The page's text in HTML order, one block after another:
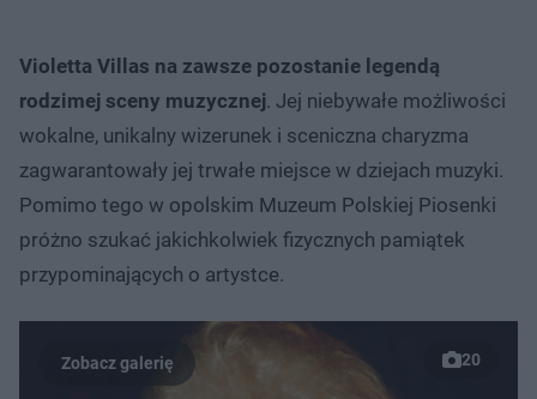
Violetta Villas na zawsze pozostanie legendą
rodzimej sceny muzycznej. Jej niebywałe możliwości
wokalne, unikalny wizerunek i sceniczna charyzma
zagwarantowały jej trwałe miejsce w dziejach muzyki.
Pomimo tego w opolskim Muzeum Polskiej Piosenki
próżno szukać jakichkolwiek fizycznych pamiątek
przypominających o artystce.
20